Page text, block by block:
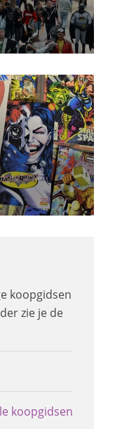
koopgidsen
zie je de
koopgidsen